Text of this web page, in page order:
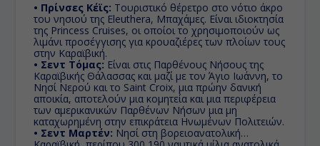
• Πρίνσες Κέϊς: Tουριστικό θέρετρο στο νότιο άκρο
του νησιού της Eleuthera, Μπαχάμες. Eίναι ιδιοκτησία
της Princess Cruises, οι οποίοι το χρησιμοποιούν ως
λιμάνι προσέγγισης για κρουαζιέρες των πλοίων τους
στην Καραϊβική.
• Σεντ Τόμας: Είναι στις Παρθένους Νήσους της
Καραϊβικής Θάλασσας και μαζί με τον Άγιο Ιωάννη, το
Νησί Νερού και το Saint Croix, μια πρώην δανική
αποικία, αποτελούν μια κομητεία και μια περιφέρεια
των αμερικανικών Παρθένων Νήσων μια μη
καταχωρημένη στην επικράτεια Ηνωμένων Πολιτειών.
• Σεντ Μαρτέν: Nησί στη βορειοανατολική